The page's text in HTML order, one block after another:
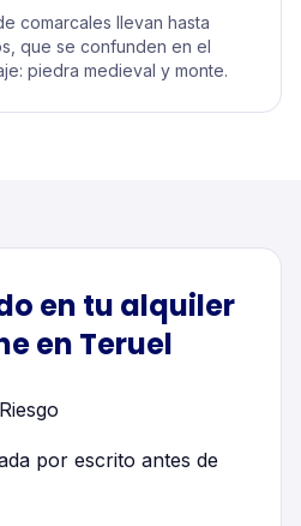
comarcales llevan hasta
que se confunden en el
piedra medieval y monte.
en tu alquiler
en Teruel
por escrito antes de